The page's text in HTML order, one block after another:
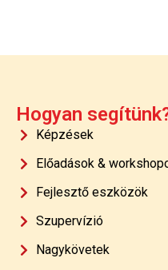
Hogyan
Képzések
Előadások &
Fejlesztő eszközök
Szupervízió
Nagykövetek